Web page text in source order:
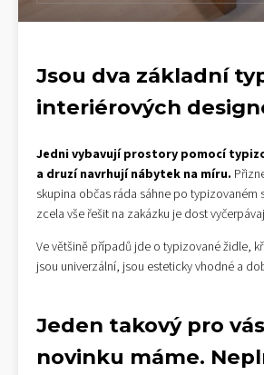
Jsou dva základní
interiérových
Jedni vybavují prostory pomocí
a druzí navrhují nábytek na míru.
skupina občas ráda sáhne po typizovaném
zcela vše řešit na zakázku je dost
Ve většině případů jde o typizované židle,
jsou univerzální, jsou esteticky vhodné a
Jeden takový pro
novinku máme.